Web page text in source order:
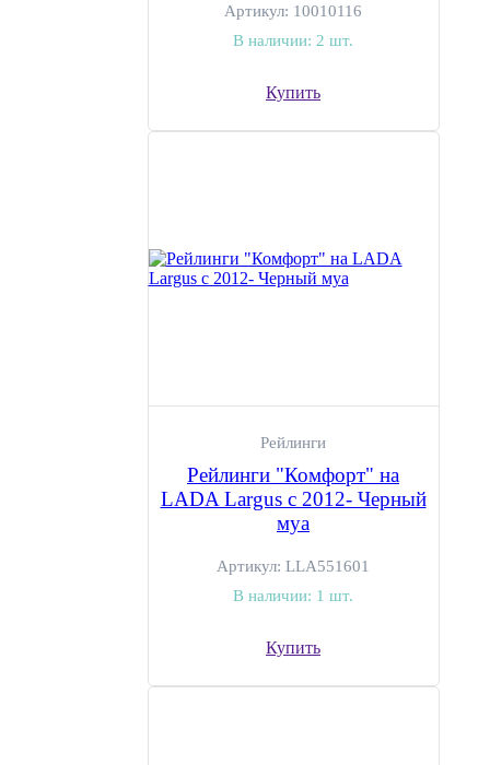
Артикул: 10010116
В наличии: 2 шт.
Купить
Рейлинги
Рейлинги "Комфорт" на
LADA Largus с 2012- Черный
муа
Артикул: LLA551601
В наличии: 1 шт.
Купить